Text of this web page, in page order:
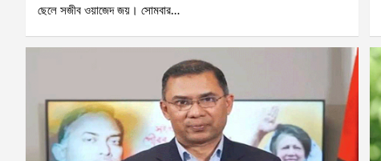
ছেলে সজীব ওয়াজেদ জয়। সোমবার…